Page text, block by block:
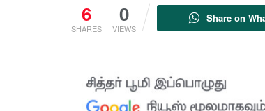
6
SHARES
0
VIEWS
Share on